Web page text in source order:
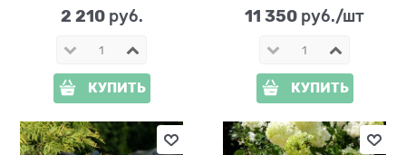
2 210 руб.
КУПИТЬ
11 350 руб./шт
КУПИТЬ